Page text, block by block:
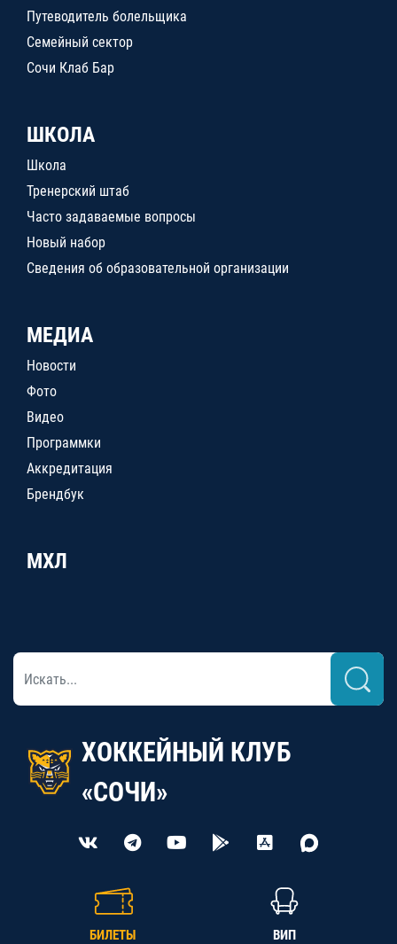
Путеводитель болельщика
Семейный сектор
Сочи Клаб Бар
ШКОЛА
Школа
Тренерский штаб
Часто задаваемые вопросы
Новый набор
Сведения об образовательной организации
МЕДИА
Новости
Фото
Видео
Программки
Аккредитация
Брендбук
МХЛ
ХОККЕЙНЫЙ КЛУБ
«СОЧИ»
БИЛЕТЫ ВИП